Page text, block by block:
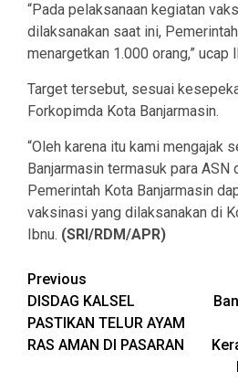
“Pada pelaksanaan kegiatan
dilaksanakan saat ini,
menargetkan 1.000 orang,” ucap
Target tersebut, sesuai
Forkopimda Kota Banjarmasin.
“Oleh karena itu kami mengajak
Banjarmasin termasuk para ASN
Pemerintah Kota Banjarmasin
vaksinasi yang dilaksanakan di
Ibnu. (SRI/RDM/APR)
Continue
Reading
Previous
DISDAG KALSEL
PASTIKAN TELUR AYAM
RAS AMAN DI PASARAN